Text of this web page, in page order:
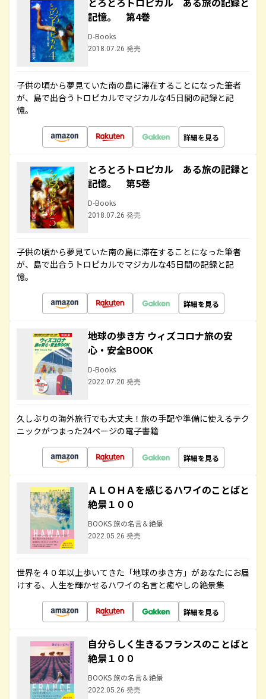
記憶。 第4巻
D-Books
2018.07.26 発売
子供の頃から夢見ていた南の島に滞在することになった筆者
が、島で出合うトロピカルでマジカルな45日間の記録と記
憶。
詳細を見る
とろとろトロピカル ある旅の記録と
記憶。 第5巻
D-Books
2018.07.26 発売
子供の頃から夢見ていた南の島に滞在することになった筆者
が、島で出合うトロピカルでマジカルな45日間の記録と記
憶。
詳細を見る
地球の歩き方 ウィズコロナ旅の安
心・安全BOOK
D-Books
2022.07.20 発売
久しぶりの海外旅行でも大丈夫！旅の手配や準備に使えるテク
ニックがつまった24ページの電子書籍
詳細を見る
ＡＬＯＨＡを感じるハワイのことばと
絶景１００
BOOKS 旅の名言＆絶景
2022.05.26 発売
世界を４０年以上歩いてきた「地球の歩き方」があなたにお届
けする、人生を輝かせるハワイの名言と癒やしの絶景集
詳細を見る
自分らしく生きるフランスのことばと
絶景１００
BOOKS 旅の名言＆絶景
2022.05.26 発売